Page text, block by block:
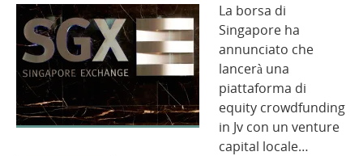
La borsa di
Singapore ha
annunciato che
lancerà una
piattaforma di
equity crowdfunding
in Jv con un venture
capital locale…